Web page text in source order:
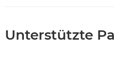
Unterstützte